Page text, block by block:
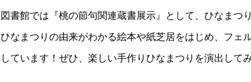
図書館では『桃の節句関連蔵書展示』として、ひなまつ
ひなまつりの由来がわかる絵本や紙芝居をはじめ、フェ
しています！ぜひ、楽しい手作りひなまつりを演出してみ